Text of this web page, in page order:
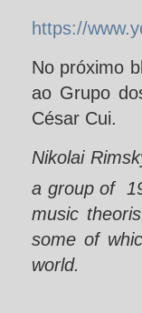
https://
No próximo
ao Grupo
César Cui.
Nikolai
a group of
music
some of
world.